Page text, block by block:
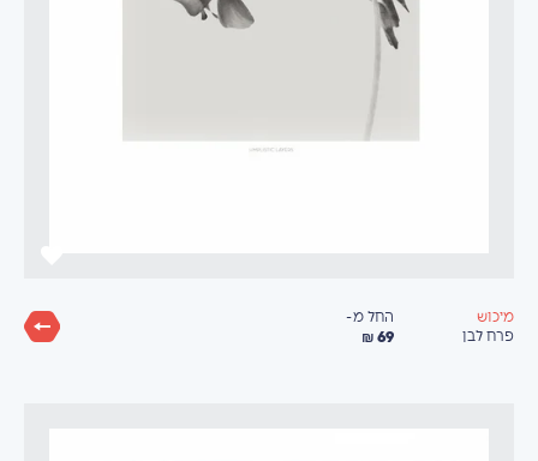
מיכוש
פרח לבן
החל מ-
69 ₪